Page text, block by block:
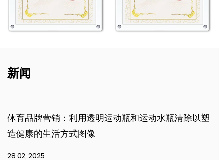
新闻
透明运动瓶和运动水瓶清除以塑
图像
为什么用稻草的